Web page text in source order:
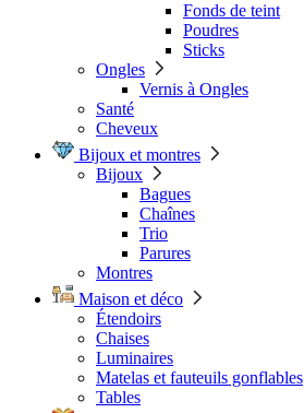
Fonds de teint
Poudres
Sticks
Ongles
Vernis à Ongles
Santé
Cheveux
Bijoux et montres
Bijoux
Bagues
Chaînes
Trio
Parures
Montres
Maison et déco
Étendoirs
Chaises
Luminaires
Matelas et fauteuils gonflables
Tables